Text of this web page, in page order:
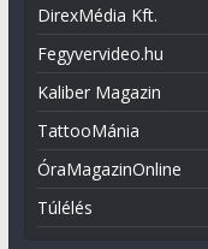
DirexMédia Kft.
Fegyvervideo.hu
Kaliber Magazin
TattooMánia
ÓraMagazinOnline
Túlélés